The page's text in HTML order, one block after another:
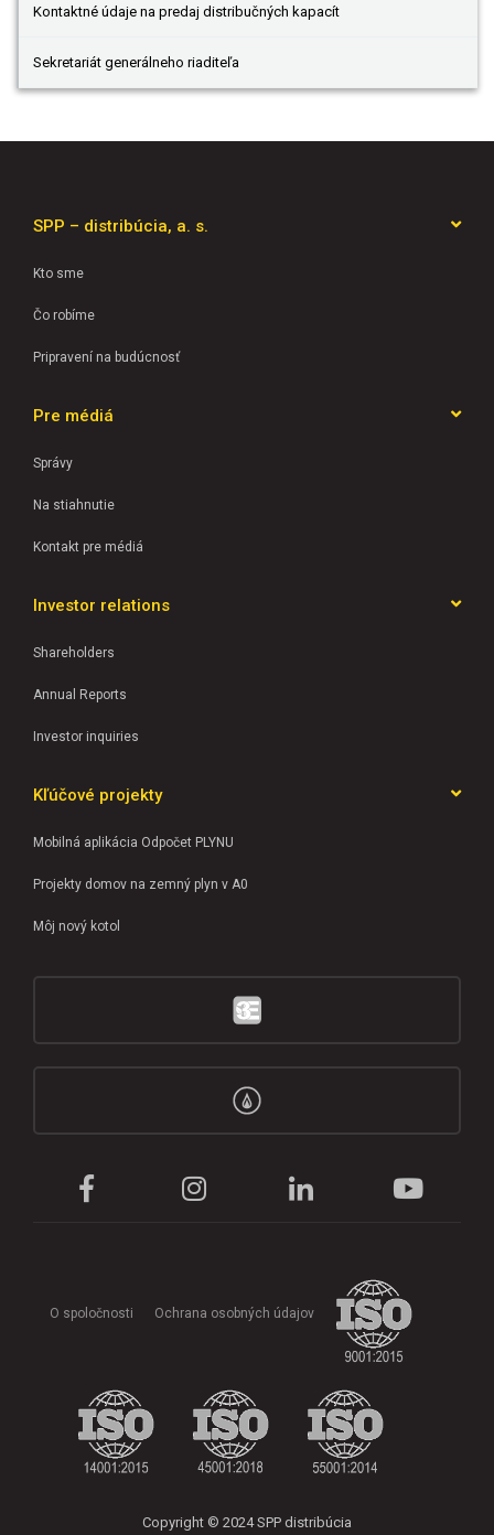
Kontaktné údaje na predaj distribučných kapacít
Sekretariát generálneho riaditeľa
SPP – distribúcia, a. s.
Kto sme
Čo robíme
Pripravení na budúcnosť
Pre médiá
Správy
Na stiahnutie
Kontakt pre médiá
Investor relations
Shareholders
Annual Reports
Investor inquiries
Kľúčové projekty
Mobilná aplikácia Odpočet PLYNU
Projekty domov na zemný plyn v A0
Môj nový kotol
O spoločnosti Ochrana osobných údajov
Copyright © 2024 SPP distribúcia